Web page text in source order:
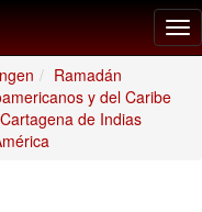
Ramadán
y del Caribe
Cartagena de Indias